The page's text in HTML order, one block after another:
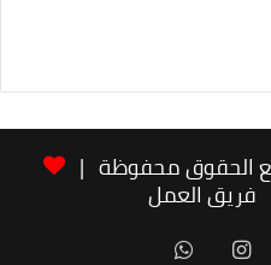
فريق العمل
انستقرامواتساب